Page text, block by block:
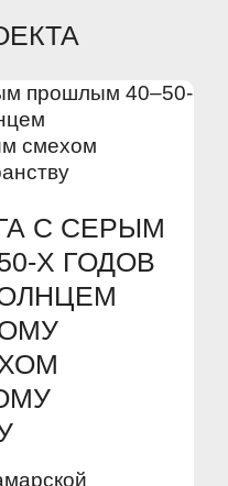
С СЕРЫМ
Х ГОДОВ